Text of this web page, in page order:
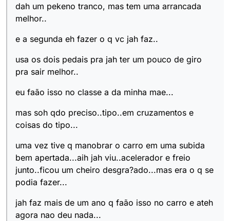
dah um pekeno tranco, mas tem uma arrancada
melhor..
e a segunda eh fazer o q vc jah faz..
usa os dois pedais pra jah ter um pouco de giro
pra sair melhor..
eu faão isso no classe a da minha mae...
mas soh qdo preciso..tipo..em cruzamentos e
coisas do tipo...
uma vez tive q manobrar o carro em uma subida
bem apertada...aih jah viu..acelerador e freio
junto..ficou um cheiro desgra?ado...mas era o q se
podia fazer...
jah faz mais de um ano q faão isso no carro e ateh
agora nao deu nada...